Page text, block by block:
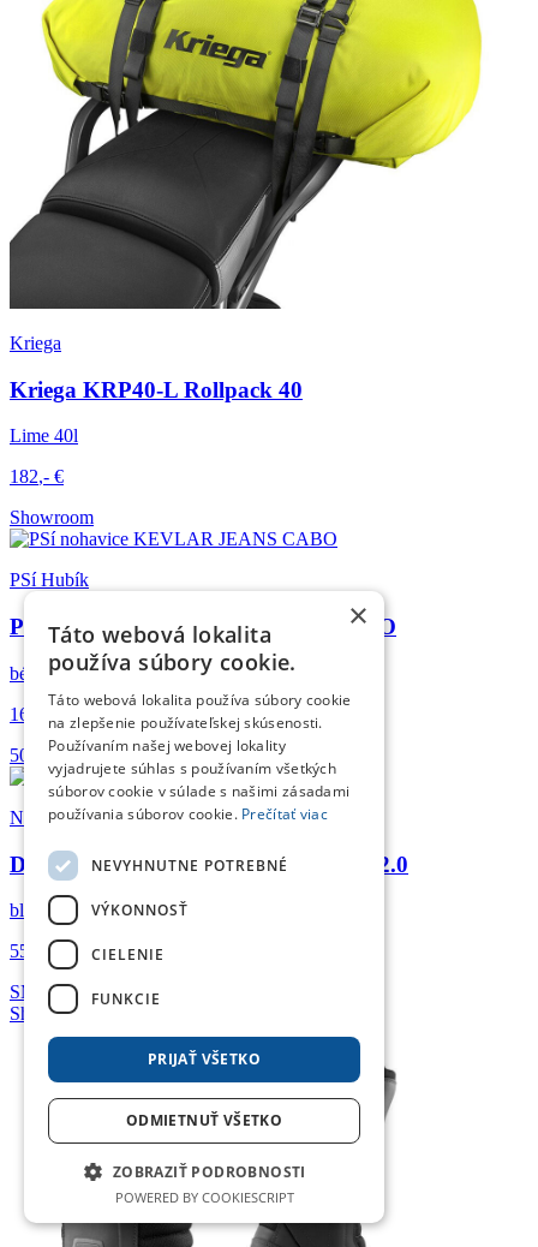
Kriega
Kriega KRP40-L Rollpack 40
Lime 40l
182,- €
Showroom
PSí Hubík
PSí nohavice KEVLAR JEANS CABO
béžová, pánske
165
50
565860
Nazran
Dámské rukavice Nazran Fender Air 2.0
black
55
€
SM
L
Showroom
×
Táto webová lokalita
používa súbory cookie.
Táto webová lokalita používa súbory cookie
na zlepšenie používateľskej skúsenosti.
Používaním našej webovej lokality
vyjadrujete súhlas s používaním všetkých
súborov cookie v súlade s našimi zásadami
používania súborov cookie. Prečítať viac
NEVYHNUTNE POTREBNÉ
VÝKONNOSŤ
CIELENIE
FUNKCIE
PRIJAŤ VŠETKO
ODMIETNUŤ VŠETKO
ZOBRAZIŤ PODROBNOSTI
POWERED BY COOKIESCRIPT